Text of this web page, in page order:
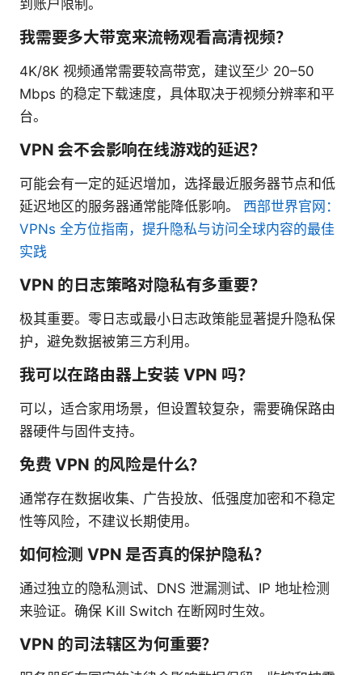
到账户限制。
我需要多大带宽来流畅观看高清视频？
4K/8K 视频通常需要较高带宽，建议至少 20–50
Mbps 的稳定下载速度，具体取决于视频分辨率和平
台。
VPN 会不会影响在线游戏的延迟？
可能会有一定的延迟增加，选择最近服务器节点和低
延迟地区的服务器通常能降低影响。 西部世界官网：
VPNs 全方位指南，提升隐私与访问全球内容的最佳
实践
VPN 的日志策略对隐私有多重要？
极其重要。零日志或最小日志政策能显著提升隐私保
护，避免数据被第三方利用。
我可以在路由器上安装 VPN 吗？
可以，适合家用场景，但设置较复杂，需要确保路由
器硬件与固件支持。
免费 VPN 的风险是什么？
通常存在数据收集、广告投放、低强度加密和不稳定
性等风险，不建议长期使用。
如何检测 VPN 是否真的保护隐私？
通过独立的隐私测试、DNS 泄漏测试、IP 地址检测
来验证。确保 Kill Switch 在断网时生效。
VPN 的司法辖区为何重要？